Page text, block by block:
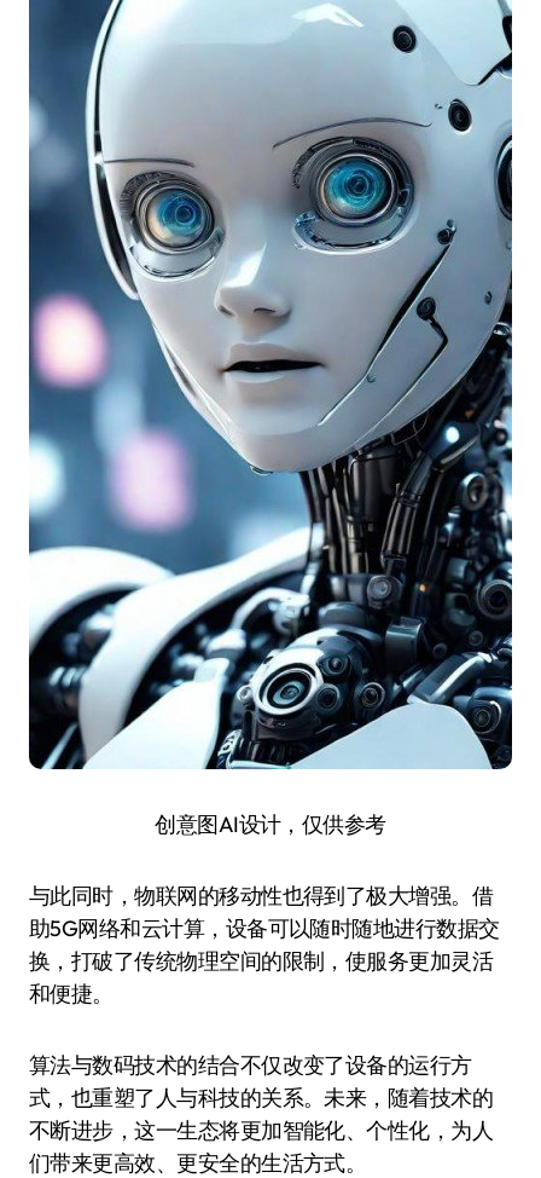
创意图AI设计，仅供参考
与此同时，物联网的移动性也得到了极大增强。借
助5G网络和云计算，设备可以随时随地进行数据交
换，打破了传统物理空间的限制，使服务更加灵活
和便捷。
算法与数码技术的结合不仅改变了设备的运行方
式，也重塑了人与科技的关系。未来，随着技术的
不断进步，这一生态将更加智能化、个性化，为人
们带来更高效、更安全的生活方式。